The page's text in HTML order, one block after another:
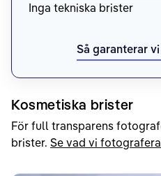
Inga tekniska brister
Så garanterar
Kosmetiska brister
För full transparens
brister. Se vad vi